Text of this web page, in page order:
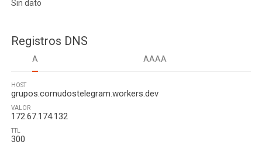
Sin dato
Registros DNS
A AAAA
HOST
grupos.cornudostelegram.workers.dev
VALOR
172.67.174.132
TTL
300